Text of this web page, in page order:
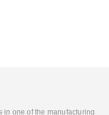
in one of the manufacturing